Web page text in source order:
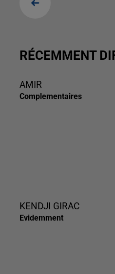
RÉCEMMENT
AMIR
Complementaires
KENDJI GIRAC
Evidemment